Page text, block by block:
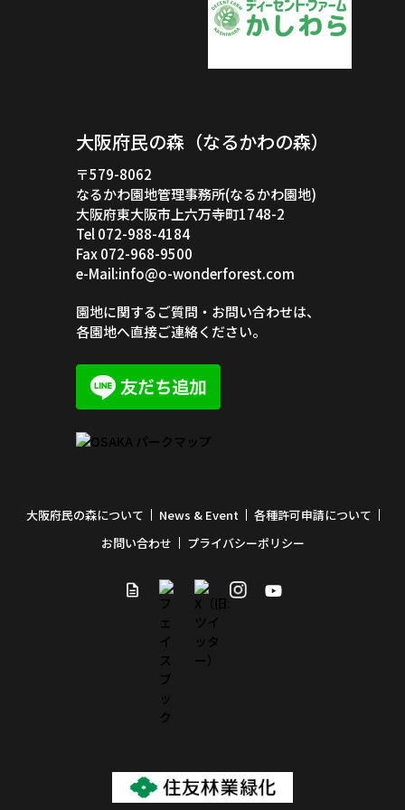
大阪府民の森（なるかわの森）
〒579-8062
なるかわ園地管理事務所(なるかわ園地)
大阪府東大阪市上六万寺町1748-2
Tel 072-988-4184
Fax 072-968-9500
e-Mail:info@o-wonderforest.com
園地に関するご質問・お問い合わせは、
各園地へ直接ご連絡ください。
大阪府民の森について News & Event
各種許可申請について
お問い合わせ
プライバシーポリシー